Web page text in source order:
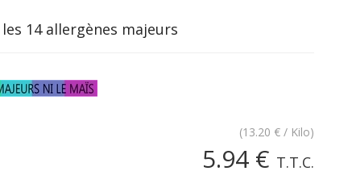
14 allergènes majeurs
(13.20 € / Kilo)
5.94 € T.T.C.